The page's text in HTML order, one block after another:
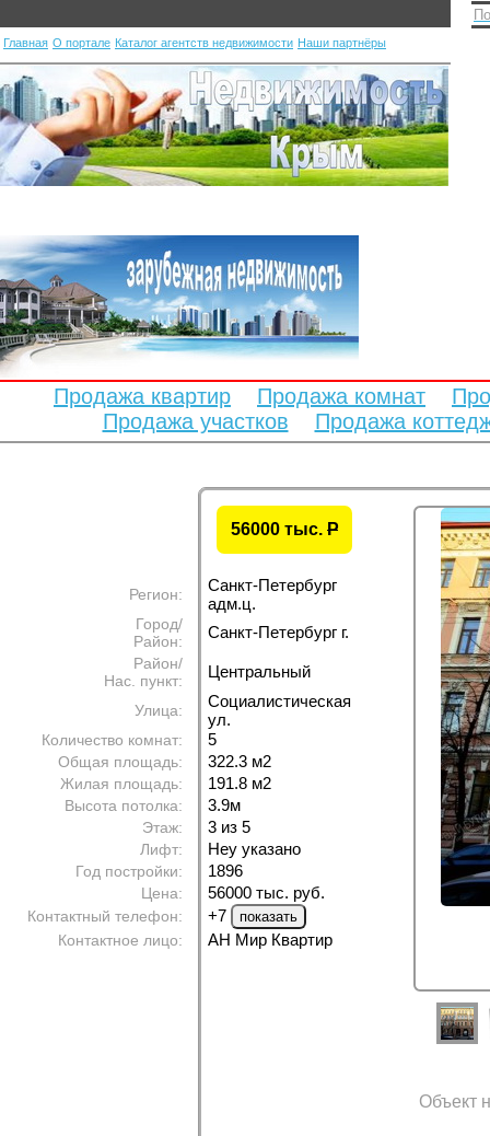
Главная О портале Каталог агентств недвижимости Наши партнёры
Продажа квартир Продажа комнат
Продажа участков
Продажа
56000 тыс. P
Регион:
Санкт-Петербург
адм.ц.
Город/
Район:
Санкт-Петербург г.
Район/
Нас. пункт:
Центральный
Улица:
Социалистическая
ул.
Количество комнат: 5
Общая площадь: 322.3 м2
Жилая площадь: 191.8 м2
Высота потолка: 3.9м
Этаж: 3 из 5
Лифт: Неу указано
Год постройки: 1896
Цена: 56000 тыс. руб.
Контактный телефон: +7
Контактное лицо: АН Мир Квартир
Объект